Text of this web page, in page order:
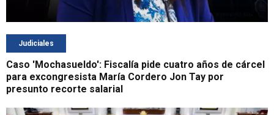
Judiciales
Caso 'Mochasueldo': Fiscalía pide cuatro años de cárcel
para excongresista María Cordero Jon Tay por
presunto recorte salarial